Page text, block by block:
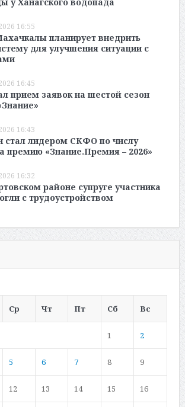
16:55
планирует внедрить
для улучшения ситуации с
16:45
прием заявок на шестой сезон
16:43
стал лидером СКФО по числу
премию «Знание.Премия – 2026»
16:32
районе супруге участника
с трудоустройством
Ср Чт Пт Сб Вс
1 2
5 6 7 8 9
12 13 14 15 16